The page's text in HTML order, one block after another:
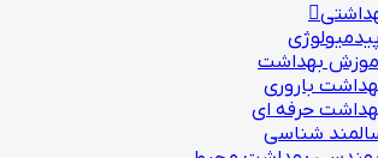
بهداشت
باروری
حرفه ای
شناسی